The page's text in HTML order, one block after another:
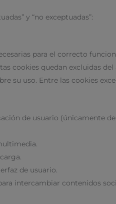
y “no exceptuadas”:
para el correcto
cookies quedan excluidas
su uso. Entre las cookies
de usuario (únicamente de
de usuario.
intercambiar contenidos